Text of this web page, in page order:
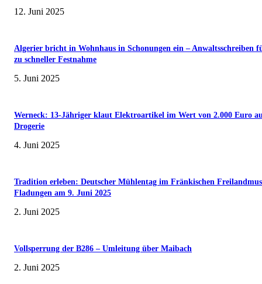
12. Juni 2025
Algerier bricht in Wohnhaus in Schonungen ein – Anwaltsschreiben
zu schneller Festnahme
5. Juni 2025
Werneck: 13-Jähriger klaut Elektroartikel im Wert von 2.000 Euro
Drogerie
4. Juni 2025
Tradition erleben: Deutscher Mühlentag im Fränkischen
Fladungen am 9. Juni 2025
2. Juni 2025
Vollsperrung der B286 – Umleitung über Maibach
2. Juni 2025